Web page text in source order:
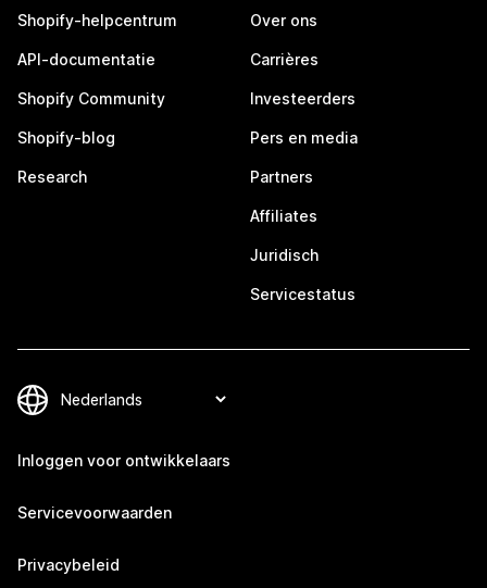
Shopify-helpcentrum
API-documentatie
Shopify Community
Shopify-blog
Research
Over ons
Carrières
Investeerders
Pers en media
Partners
Affiliates
Juridisch
Servicestatus
Inloggen voor ontwikkelaars
Servicevoorwaarden
Privacybeleid